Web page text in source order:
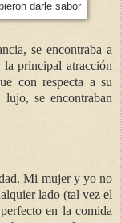
darle sabor
se encontraba a
principal atracción
con respecta a su
se encontraban
Mi mujer y yo no
lado (tal vez el
en la comida